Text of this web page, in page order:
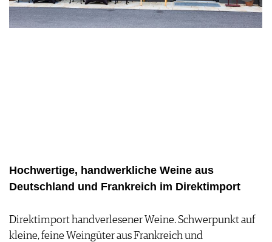
TIPPS & TRICKS
NEWS
FOOD PAIRING TABELLE
KULINARIK
REPORTAGEN
DOSSIER
MEDIATHEK
TRINKREIFETABELLE
ABO
NEWSLETTER
WINE TRADE CLUB
Hochwertige, handwerkliche Weine aus
Deutschland und Frankreich im Direktimport
Direktimport handverlesener Weine. Schwerpunkt auf
kleine, feine Weingüter aus Frankreich und